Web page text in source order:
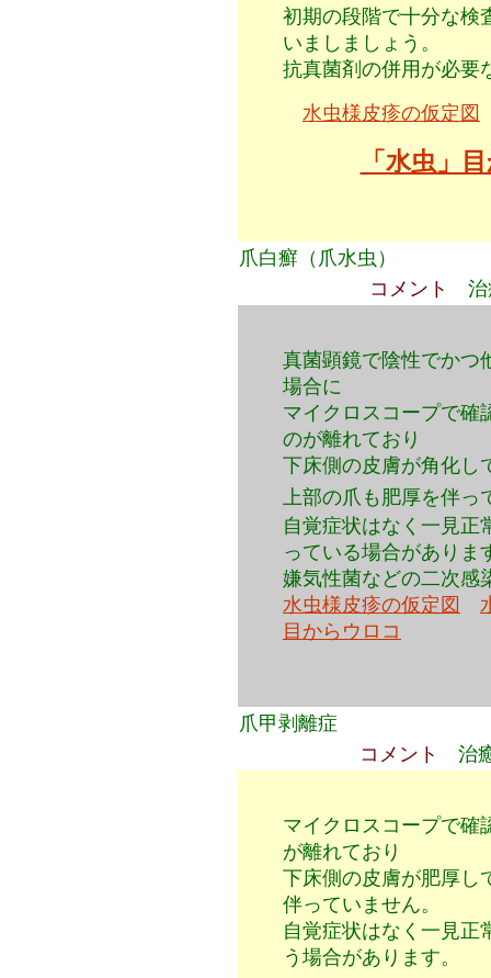
初期の段階で十分な検
いましましょう。
抗真菌剤の併用が必要
水虫様皮疹の仮定図
「水虫」
爪白癬（爪水虫）
コメント
真菌顕鏡で陰性でかつ
場合に
マイクロスコープで確
のが離れており
下床側の皮膚が角化し
上部の爪も肥厚を伴っ
自覚症状はなく一見正
っている場合がありま
嫌気性菌などの二次感
水虫様皮疹の仮定図
目からウロコ
爪甲剥離症
コメント 治
マイクロスコープで確
が離れており
下床側の皮膚が肥厚し
伴っていません。
自覚症状はなく一見正
う場合があります。